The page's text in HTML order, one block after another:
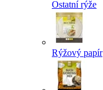
Ostatní rýže
Rýžový papír